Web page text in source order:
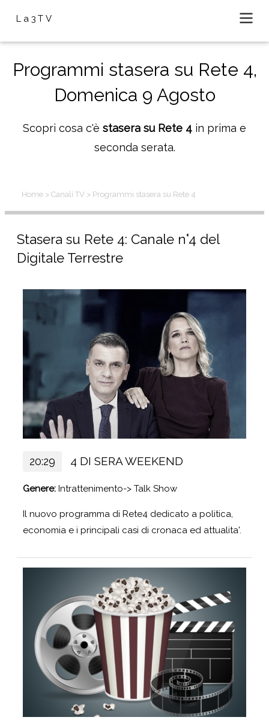
La3TV
Programmi stasera su Rete 4,
Domenica 9 Agosto
Scopri cosa c'è stasera su Rete 4 in prima e
seconda serata.
Home > Canali TV > Programmi stasera su Rete 4
Stasera su Rete 4: Canale n°4 del
Digitale Terrestre
20:29 4 DI SERA WEEKEND
Genere: Intrattenimento-> Talk Show
Il nuovo programma di Rete4 dedicato a politica,
economia e i principali casi di cronaca ed attualita'.